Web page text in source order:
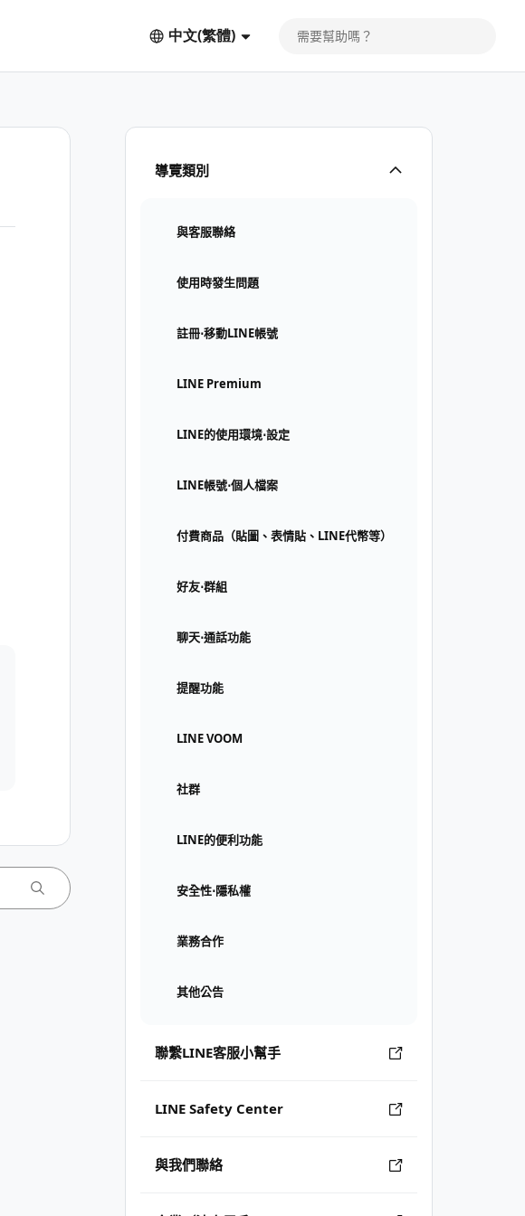
中文(繁體)
導覽類別
與客服聯絡
使用時發生問題
註冊⋅移動LINE帳號
LINE Premium
LINE的使用環境⋅設定
LINE帳號⋅個人檔案
付費商品（貼圖、表情貼、LINE代幣等）
好友⋅群組
聊天⋅通話功能
提醒功能
LINE VOOM
社群
LINE的便利功能
安全性⋅隱私權
業務合作
其他公告
聯繫LINE客服小幫手
LINE Safety Center
與我們聯絡